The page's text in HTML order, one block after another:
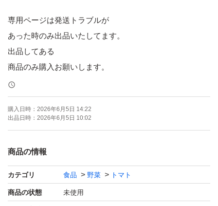
専用ページは発送トラブルが
あった時のみ出品いたしてます。
出品してある
商品のみ購入お願いします。
売り切れの場合は次の出品を
お待ちください。
9歳8歳5歳双子 の子育て中
ですのでコメント返信が遅くなります
発送が収穫日の次の日に
なることがありますご理解お願いします。
購入日時： 2026年6月5日 14:22
出品日時： 2026年6月5日 10:02
商品の情報
カテゴリ 食品 野菜 トマト
商品の状態 未使用